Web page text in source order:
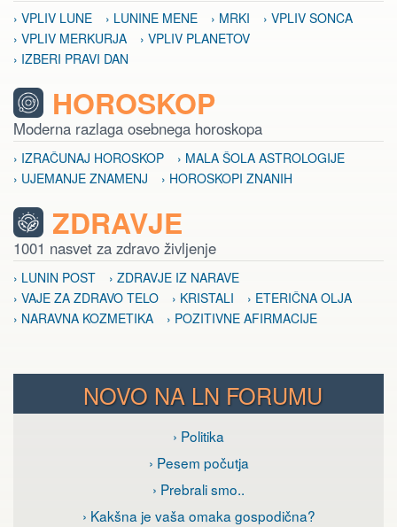
› VPLIV LUNE › LUNINE MENE › MRKI
› VPLIV SONCA
› VPLIV MERKURJA
› VPLIV PLANETOV
› IZBERI PRAVI DAN
HOROSKOP
Moderna razlaga osebnega horoskopa
› IZRAČUNAJ HOROSKOP
› MALA ŠOLA ASTROLOGIJE
› UJEMANJE ZNAMENJ
› HOROSKOPI ZNANIH
ZDRAVJE
1001 nasvet za zdravo življenje
› LUNIN POST
› ZDRAVJE IZ NARAVE
› VAJE ZA ZDRAVO TELO
› KRISTALI
› ETERIČNA OLJA
› NARAVNA KOZMETIKA
› POZITIVNE AFIRMACIJE
NOVO NA LN FORUMU
› Politika
› Pesem počutja
› Prebrali smo..
› Kakšna je vaša omaka gospodična?